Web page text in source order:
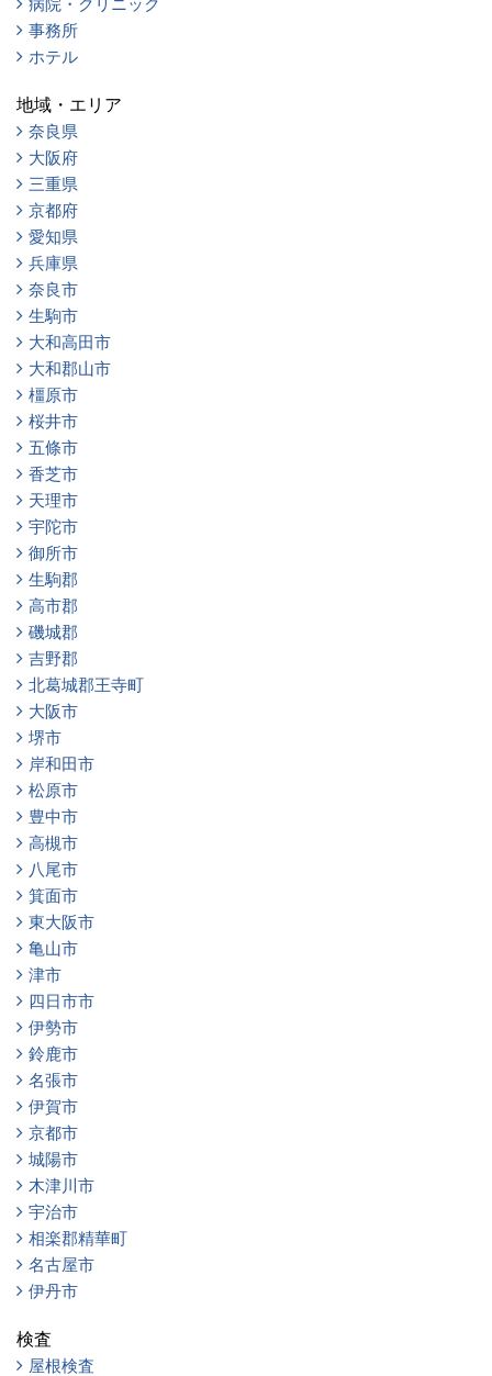
事務所
ホテル
地域・エリア
奈良県
大阪府
三重県
京都府
愛知県
兵庫県
奈良市
生駒市
大和高田市
大和郡山市
橿原市
桜井市
五條市
香芝市
天理市
宇陀市
御所市
生駒郡
高市郡
磯城郡
吉野郡
北葛城郡王寺町
大阪市
堺市
岸和田市
松原市
豊中市
高槻市
八尾市
箕面市
東大阪市
亀山市
津市
四日市市
伊勢市
鈴鹿市
名張市
伊賀市
京都市
城陽市
木津川市
宇治市
相楽郡精華町
名古屋市
伊丹市
検査
屋根検査